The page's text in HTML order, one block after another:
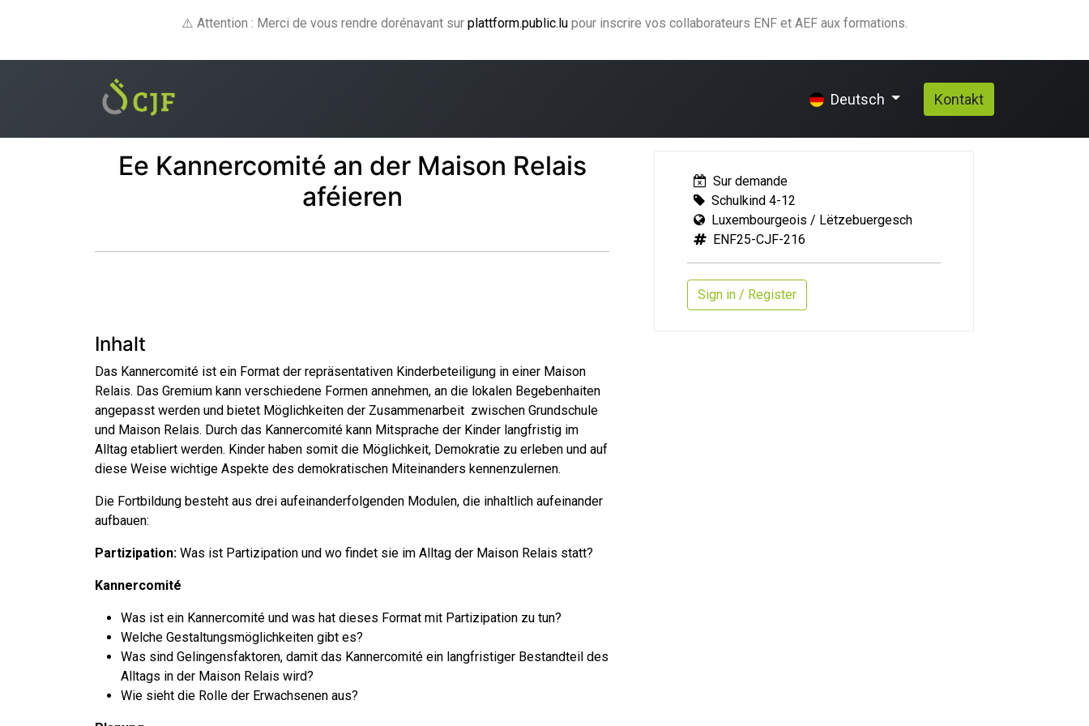
⚠️ Attention : Merci de vous rendre dorénavant sur plattform.public.lu pour inscrire vos collaborateurs ENF et AEF aux formations.
qui-nous-sommes Hilfe
Deutsch Kontakt
Ee Kannercomité an der Maison Relais
aféieren
Inhalt
Das Kannercomité ist ein Format der repräsentativen Kinderbeteiligung in einer Maison
Relais. Das Gremium kann verschiedene Formen annehmen, an die lokalen Begebenhaiten
angepasst werden und bietet Möglichkeiten der Zusammenarbeit zwischen Grundschule
und Maison Relais. Durch das Kannercomité kann Mitsprache der Kinder langfristig im
Alltag etabliert werden. Kinder haben somit die Möglichkeit, Demokratie zu erleben und auf
diese Weise wichtige Aspekte des demokratischen Miteinanders kennenzulernen.
Die Fortbildung besteht aus drei aufeinanderfolgenden Modulen, die inhaltlich aufeinander
aufbauen:
Partizipation: Was ist Partizipation und wo findet sie im Alltag der Maison Relais statt?
Kannercomité
Was ist ein Kannercomité und was hat dieses Format mit Partizipation zu tun?
Welche Gestaltungsmöglichkeiten gibt es?
Was sind Gelingensfaktoren, damit das Kannercomité ein langfristiger Bestandteil des
Alltags in der Maison Relais wird?
Wie sieht die Rolle der Erwachsenen aus?
Sur demande
Schulkind 4-12
Luxembourgeois / Lëtzebuergesch
ENF25-CJF-216
Sign in / Register